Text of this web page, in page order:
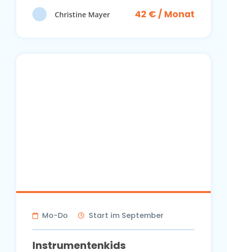
Christine Mayer 42 € / Monat
Mo-Do Start im September
Instrumentenkids